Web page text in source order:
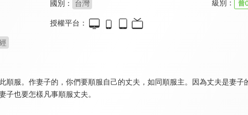
國別： 台灣 級別：
授權平台：
順服。作妻子的，你們要順服自己的丈夫，如同順服主。因為丈夫是妻
子也要怎樣凡事順服丈夫。